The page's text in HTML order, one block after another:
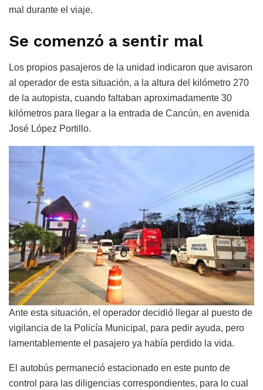
mal durante el viaje.
Se comenzó a sentir mal
Los propios pasajeros de la unidad indicaron que avisaron
al operador de esta situación, a la altura del kilómetro 270
de la autopista, cuando faltaban aproximadamente 30
kilómetros para llegar a la entrada de Cancún, en avenida
José López Portillo.
Ante esta situación, el operador decidió llegar al puesto de
vigilancia de la Policía Municipal, para pedir ayuda, pero
lamentablemente el pasajero ya había perdido la vida.
El autobús permaneció estacionado en este punto de
control para las diligencias correspondientes, para lo cual